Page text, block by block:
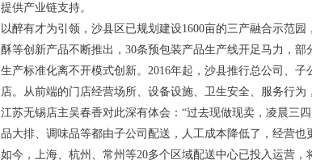
提供产业链支持。
以醉有才为引领，沙县区已规划建设1600亩的三产融合示范
酥等创新产品不断推出，30条预包装产品生产线开足马力，
生产标准化离不开模式创新。2016年起，沙县推行总公司、
店。从前端的门店经营场所、设备设施、卫生安全、服务行
江苏无锡店主吴春香对此深有体会：“过去现做现卖，凌晨三
品大排、调味品等都由子公司配送，人工成本降低了，经营也
如今，上海、杭州、常州等20多个区域配送中心已投入运营